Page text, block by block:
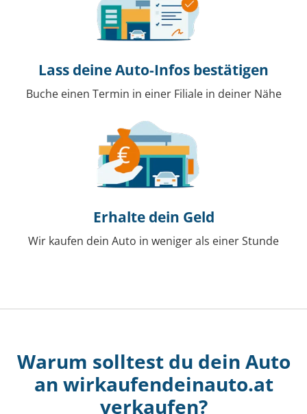
Lass deine Auto-Infos bestätigen
Buche einen Termin in einer Filiale in deiner Nähe
Erhalte dein Geld
Wir kaufen dein Auto in weniger als einer Stunde
Warum solltest du dein Auto
an wirkaufendeinauto.at
verkaufen?